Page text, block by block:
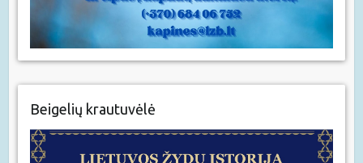
Beigelių krautuvėlė